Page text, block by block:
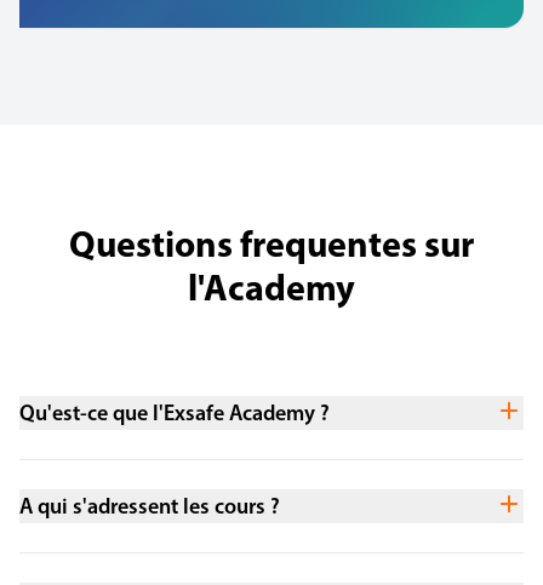
Questions frequentes sur
l'Academy
Qu'est-ce que l'Exsafe Academy ?
A qui s'adressent les cours ?